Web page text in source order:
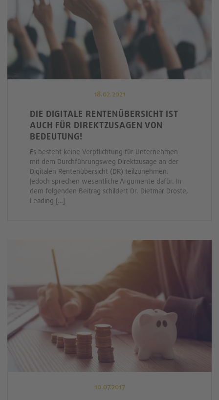
18.02.2021
DIE DIGITALE RENTENÜBERSICHT IST
AUCH FÜR DIREKTZUSAGEN VON
BEDEUTUNG!
Es besteht keine Verpflichtung für Unternehmen
mit dem Durchführungsweg Direktzusage an der
Digitalen Rentenübersicht (DR) teilzunehmen.
Jedoch sprechen wesentliche Argumente dafür. In
dem folgenden Beitrag schildert Dr. Dietmar Droste,
Leading […]
10.07.2017